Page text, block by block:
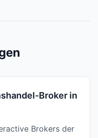
Broker in
Brokers der